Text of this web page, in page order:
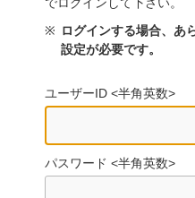
※ ログインする場合、あ
設定が必要です。
ユーザーID <半角英数>
パスワード <半角英数>